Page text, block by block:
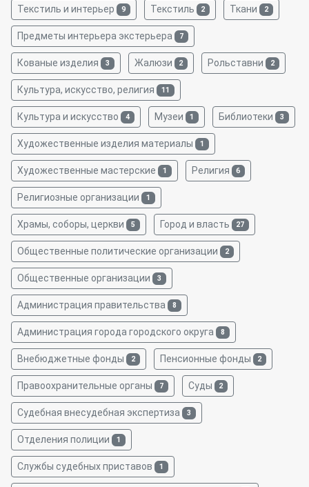
Текстиль и интерьер 9 Текстиль 2 Ткани 2
Предметы интерьера экстерьера 7
Кованые изделия 3 Жалюзи 2 Рольставни 2
Культура, искусство, религия 11
Культура и искусство 4 Музеи 1 Библиотеки 3
Художественные изделия материалы 1
Художественные мастерские 1 Религия 6
Религиозные организации 1
Храмы, соборы, церкви 5 Город и власть 27
Общественные политические организации 2
Общественные организации 3
Администрация правительства 8
Администрация города городского округа 8
Внебюджетные фонды 2 Пенсионные фонды 2
Правоохранительные органы 7 Суды 2
Судебная внесудебная экспертиза 3
Отделения полиции 1
Службы судебных приставов 1